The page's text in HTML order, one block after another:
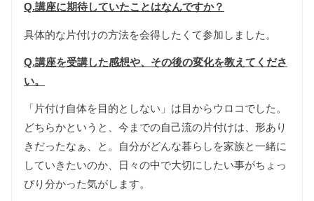
Q.講座に期待していたことはなんですか？
具体的な片付けの方法を会得したくて参加しました。
Q.講座を受講した感想や、その後の変化を教えてくださ
い。
「片付け自体を目的としない」は目からウロコでした。
どちらかというと、今までの自己流の片付けは、形あり
きだったなぁ、と。自分がどんな暮らしを家族と一緒に
していきたいのか、日々の中で大切にしたい事がちょっ
ぴり分かった気がします。